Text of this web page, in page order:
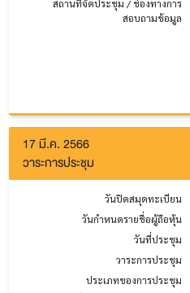
สถานที่จัดประชุม / ช่องทางการ
สอบถามข้อมูล
17 มี.ค. 2566
วาระการประชุม
วันปิดสมุดทะเบียน
วันกำหนดรายชื่อผู้ถือหุ้น
วันที่ประชุม
วาระการประชุม
ประเภทของการประชุม